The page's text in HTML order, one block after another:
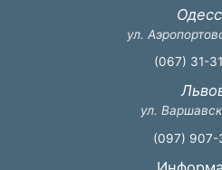
ул.
(067) 31-
ул.
(097) 907-